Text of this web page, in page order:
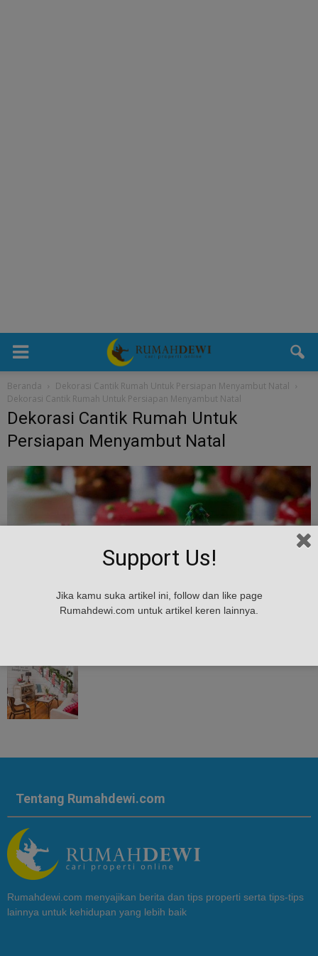
Beranda
Dekorasi Cantik Rumah Untuk Persiapan Menyambut Natal
Dekorasi Cantik Rumah Untuk Persiapan Menyambut Natal
Dekorasi Cantik Rumah Untuk
Persiapan Menyambut Natal
Tentang Rumahdewi.com
Rumahdewi.com menyajikan berita dan tips properti serta tips-tips
lainnya untuk kehidupan yang lebih baik
Support Us!
Jika kamu suka artikel ini, follow dan like page
Rumahdewi.com untuk artikel keren lainnya.